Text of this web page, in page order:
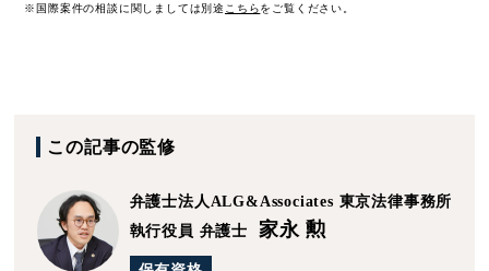
※国際案件の相談に関しましては別途 こちらをご覧ください。
この記事の監修
弁護士法人ALG&Associates 東京法律事務所
執行役員 弁護士
家永 勲